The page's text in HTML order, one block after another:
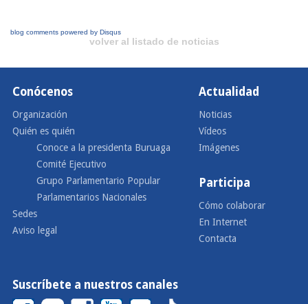
blog comments powered by Disqus
volver al listado de noticias
Conócenos
Organización
Quién es quién
Conoce a la presidenta Buruaga
Comité Ejecutivo
Grupo Parlamentario Popular
Parlamentarios Nacionales
Sedes
Aviso legal
Actualidad
Noticias
Vídeos
Imágenes
Participa
Cómo colaborar
En Internet
Contacta
Suscríbete a nuestros canales